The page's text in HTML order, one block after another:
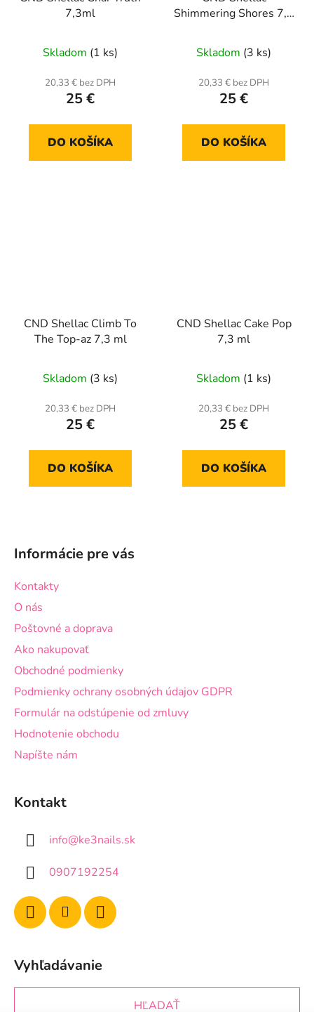
7,3ml
Skladom (1 ks)
20,33 € bez DPH
25 €
DO KOŠÍKA
Shimmering Shores 7,3
trblietkový
Skladom (3 ks)
20,33 € bez DPH
25 €
DO KOŠÍKA
CND Shellac Climb To
The Top-az 7,3 ml
Skladom (3 ks)
20,33 € bez DPH
25 €
DO KOŠÍKA
CND Shellac Cake Pop
7,3 ml
Skladom (1 ks)
20,33 € bez DPH
25 €
DO KOŠÍKA
Informácie pre vás
Kontakty
O nás
Poštovné a doprava
Ako nakupovať
Obchodné podmienky
Podmienky ochrany osobných údajov GDPR
Formulár na odstúpenie od zmluvy
Hodnotenie obchodu
Napíšte nám
Kontakt
info@ke3nails.sk
0907192254
Vyhľadávanie
HĽADAŤ